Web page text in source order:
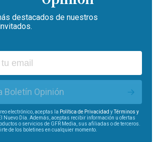
destacados de nuestros
Boletín Opinión
electrónico, aceptas la Política de Privacidad yTérminos y
Nuevo Día. Además, aceptas recibir información u ofertas
o servicios de GFR Media, sus afiliadas o de terceros.
de los boletines en cualquier momento.